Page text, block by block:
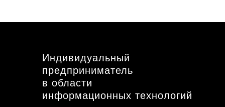
Индивидуальный
предприниматель
в области
информационных технологий